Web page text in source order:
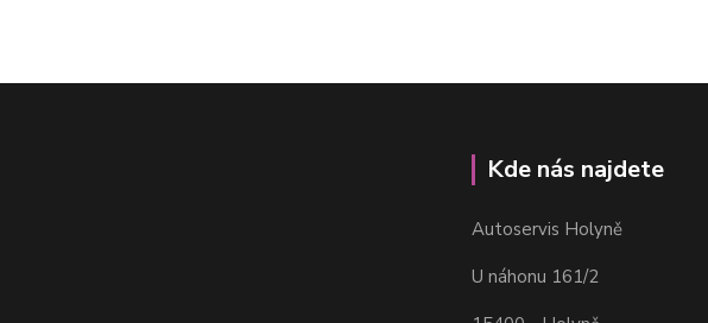
Kde nás najdete
Autoservis Holyně
U náhonu 161/2